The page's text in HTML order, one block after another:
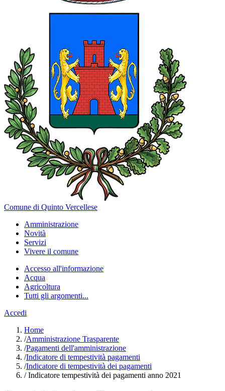
Comune di Quinto Vercellese
Amministrazione
Novità
Servizi
Vivere il comune
Accesso all'informazione
Acqua
Agricoltura
Tutti gli argomenti...
Accedi
Home
/Amministrazione Trasparente
/Pagamenti dell'amministrazione
/Indicatore di tempestività pagamenti
/Indicatore di tempestività dei pagamenti
/Indicatore tempestività dei pagamenti anno 2021